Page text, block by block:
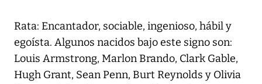
Rata: Encantador, sociable, ingenioso, hábil y
egoísta. Algunos nacidos bajo este signo son:
Louis Armstrong, Marlon Brando, Clark Gable,
Hugh Grant, Sean Penn, Burt Reynolds y Olivia